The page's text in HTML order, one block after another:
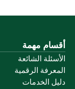
أقسام مهمة
الأسئلة الشائعة
المعرفة الرقمية
دليل الخدمات